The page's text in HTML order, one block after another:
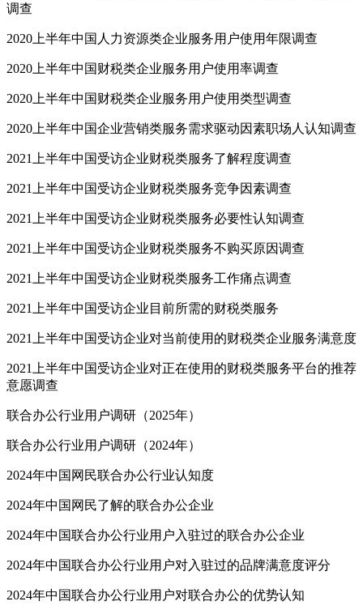
调查
2020上半年中国人力资源类企业服务用户使用年限调查
2020上半年中国财税类企业服务用户使用率调查
2020上半年中国财税类企业服务用户使用类型调查
2020上半年中国企业营销类服务需求驱动因素职场人认知调查
2021上半年中国受访企业财税类服务了解程度调查
2021上半年中国受访企业财税类服务竞争因素调查
2021上半年中国受访企业财税类服务必要性认知调查
2021上半年中国受访企业财税类服务不购买原因调查
2021上半年中国受访企业财税类服务工作痛点调查
2021上半年中国受访企业目前所需的财税类服务
2021上半年中国受访企业对当前使用的财税类企业服务满意度
2021上半年中国受访企业对正在使用的财税类服务平台的推荐
意愿调查
联合办公行业用户调研（2025年）
联合办公行业用户调研（2024年）
2024年中国网民联合办公行业认知度
2024年中国网民了解的联合办公企业
2024年中国联合办公行业用户入驻过的联合办公企业
2024年中国联合办公行业用户对入驻过的品牌满意度评分
2024年中国联合办公行业用户对联合办公的优势认知